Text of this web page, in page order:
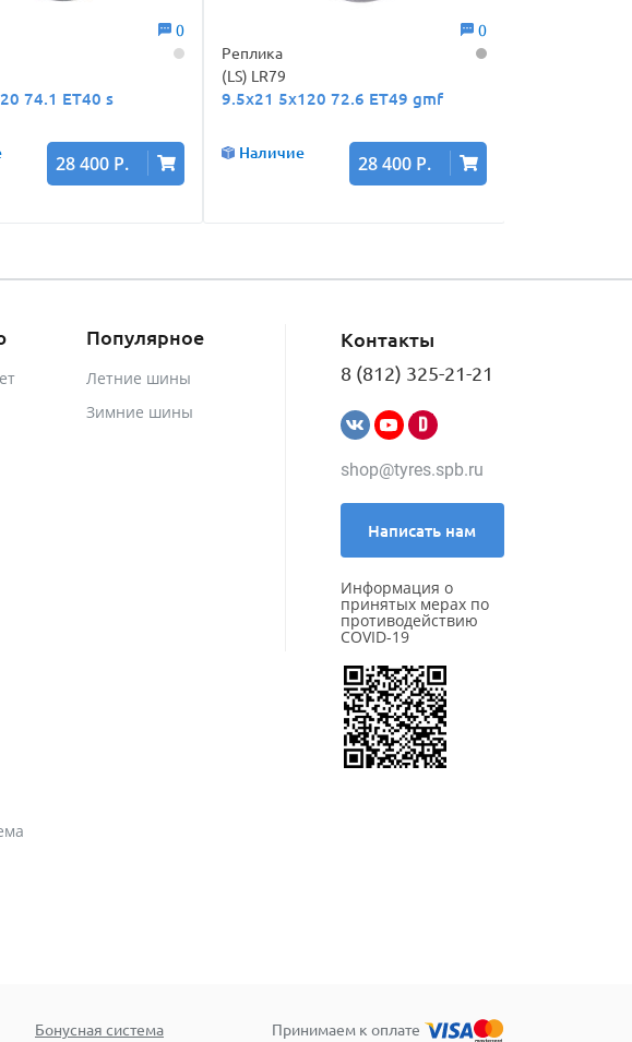
0
74.1 ET40 s
28 400 Р.
0
Реплика
(LS) LR79
9.5x21 5x120 72.6 ET49 gmf
Наличие 28 400 Р.
Популярное
Летние шины
Зимние шины
Контакты
8 (812) 325-21-21
shop@tyres.spb.ru
Написать нам
Информация о
принятых мерах по
противодействию
COVID-19
Бонусная система Принимаем к оплате